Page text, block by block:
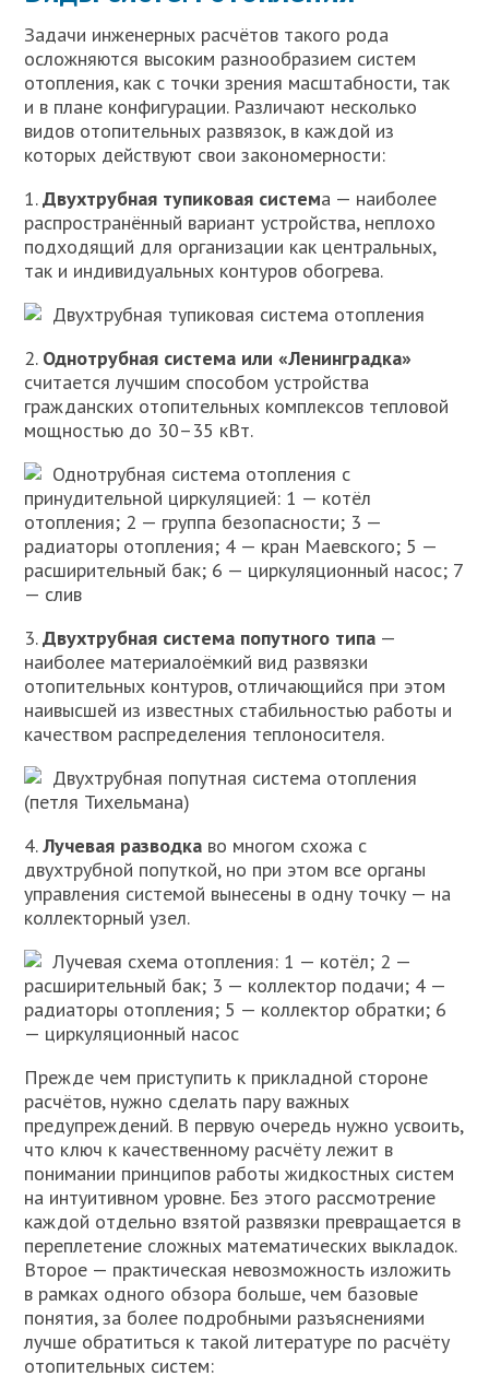
Задачи инженерных расчётов такого рода
осложняются высоким разнообразием систем
отопления, как с точки зрения масштабности, так
и в плане конфигурации. Различают несколько
видов отопительных развязок, в каждой из
которых действуют свои закономерности:
1.Двухтрубная тупиковая система — наиболее
распространённый вариант устройства, неплохо
подходящий для организации как центральных,
так и индивидуальных контуров обогрева.
Двухтрубная тупиковая система отопления
2. Однотрубная система или «Ленинградка»
считается лучшим способом устройства
гражданских отопительных комплексов тепловой
мощностью до 30–35 кВт.
Однотрубная система отопления с
принудительной циркуляцией: 1 — котёл
отопления; 2 — группа безопасности; 3 —
радиаторы отопления; 4 — кран Маевского; 5 —
расширительный бак; 6 — циркуляционный насос; 7
— слив
3.Двухтрубная система попутного типа —
наиболее материалоёмкий вид развязки
отопительных контуров, отличающийся при этом
наивысшей из известных стабильностью работы и
качеством распределения теплоносителя.
Двухтрубная попутная система отопления
(петля Тихельмана)
4.Лучевая разводка во многом схожа с
двухтрубной попуткой, но при этом все органы
управления системой вынесены в одну точку — на
коллекторный узел.
Лучевая схема отопления: 1 — котёл; 2 —
расширительный бак; 3 — коллектор подачи; 4 —
радиаторы отопления; 5 — коллектор обратки; 6
— циркуляционный насос
Прежде чем приступить к прикладной стороне
расчётов, нужно сделать пару важных
предупреждений. В первую очередь нужно усвоить,
что ключ к качественному расчёту лежит в
понимании принципов работы жидкостных систем
на интуитивном уровне. Без этого рассмотрение
каждой отдельно взятой развязки превращается в
переплетение сложных математических выкладок.
Второе — практическая невозможность изложить
в рамках одного обзора больше, чем базовые
понятия, за более подробными разъяснениями
лучше обратиться к такой литературе по расчёту
отопительных систем: